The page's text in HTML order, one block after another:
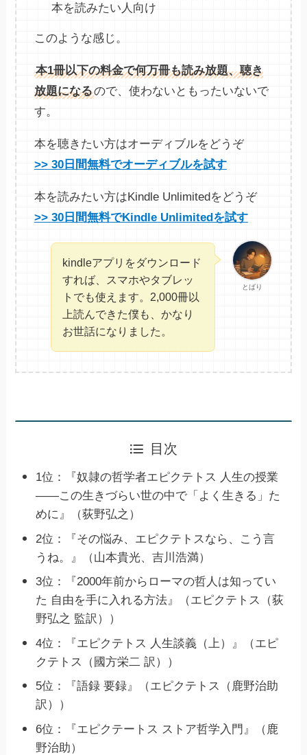
本を読みたい人向け
このような感じ。
本1冊以下の料金で何万冊も読み放題、聴き
放題になるので、使わないともったいないで
す。
本を聴きたい方はオーディブルをどうぞ
>> 30日間無料でオーディブルを試す
本を読みたい方はKindle Unlimitedをどうぞ
>> 30日間無料でKindle Unlimitedを試す
とばり
kindleアプリをダウンロード
すれば、スマホやタブレッ
トでも使えます。2,000冊以
上読んできた僕も、かなり
お世話になりました。
目次
1位：『奴隷の哲学者エピクテトス 人生の授業
――この生きづらい世の中で「よく生きる」た
めに』（荻野弘之）
2位：『その悩み、エピクテトスなら、こう言
うね。』（山本貴光、吉川浩満）
3位：『2000年前からローマの哲人は知ってい
た 自由を手に入れる方法』（エピクテトス（荻
野弘之 監訳））
4位：『エピクテトス 人生談義（上）』（エピ
クテトス（國方栄二 訳））
5位：『語録 要録』（エピクテトス（鹿野治助
訳））
6位：『エピクテートス ストア哲学入門』（鹿
野治助）